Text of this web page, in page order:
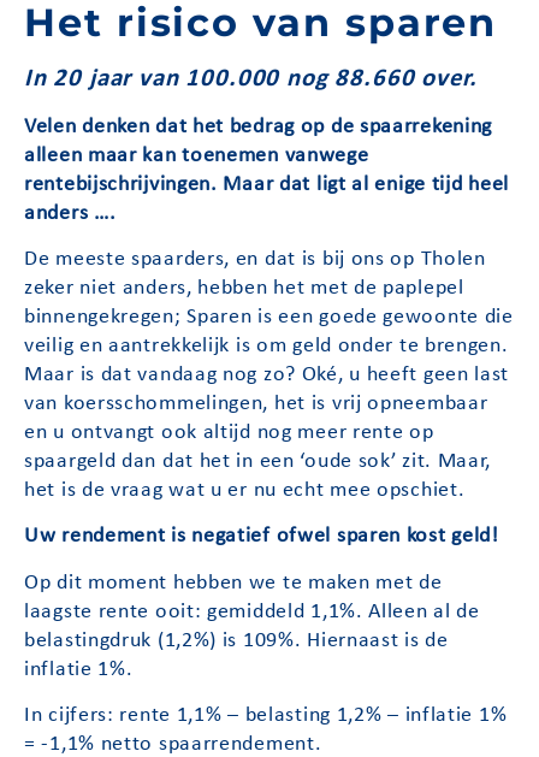
Het risico van sparen
In 20 jaar van 100.000 nog 88.660 over.
Velen denken dat het bedrag op de spaarrekening
alleen maar kan toenemen vanwege
rentebijschrijvingen. Maar dat ligt al enige tijd heel
anders ….
De meeste spaarders, en dat is bij ons op Tholen
zeker niet anders, hebben het met de paplepel
binnengekregen; Sparen is een goede gewoonte die
veilig en aantrekkelijk is om geld onder te brengen.
Maar is dat vandaag nog zo? Oké, u heeft geen last
van koersschommelingen, het is vrij opneembaar
en u ontvangt ook altijd nog meer rente op
spaargeld dan dat het in een ‘oude sok’ zit. Maar,
het is de vraag wat u er nu echt mee opschiet.
Uw rendement is negatief ofwel sparen kost geld!
Op dit moment hebben we te maken met de
laagste rente ooit: gemiddeld 1,1%. Alleen al de
belastingdruk (1,2%) is 109%. Hiernaast is de
inflatie 1%.
In cijfers: rente 1,1% – belasting 1,2% – inflatie 1%
= -1,1% netto spaarrendement.